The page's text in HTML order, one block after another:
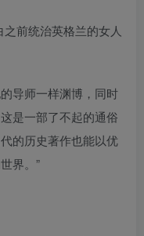
前统治英格兰的女人
导师一样渊博，同时
是一部了不起的通俗
的历史著作也能以优
界。”